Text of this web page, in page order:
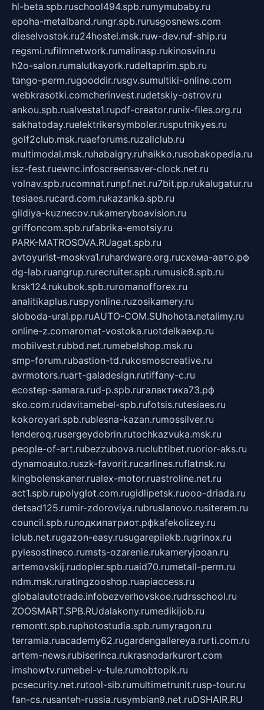
hl-beta.spb.ruschool494.spb.rumymubaby.ru
epoha-metalband.rungr.spb.rurusgosnews.com
dieselvostok.ru24hostel.msk.ruw-dev.ruf-ship.ru
regsmi.rufilmnetwork.rumalinasp.rukinosvin.ru
h2o-salon.rumalutkayork.rudeltaprim.spb.ru
tango-perm.rugooddir.rusgv.sumultiki-online.com
webkrasotki.comcherinvest.rudetskiy-ostrov.ru
ankou.spb.rualvesta1.rupdf-creator.runix-files.org.ru
sakhatoday.ruelektrikersymboler.rusputnikyes.ru
golf2club.msk.ruaeforums.ruzallclub.ru
multimodal.msk.ruhabaigry.ruhaikko.rusobakopedia.ru
isz-fest.ruewnc.infoscreensaver-clock.net.ru
volnav.spb.rucomnat.runpf.net.ru7bit.pp.rukalugatur.ru
tesiaes.rucard.com.rukazanka.spb.ru
gildiya-kuznecov.rukameryboavision.ru
griffoncom.spb.rufabrika-emotsiy.ru
PARK-MATROSOVA.RUagat.spb.ru
avtoyurist-moskva1.ruhardware.org.ruсхема-авто.рф
dg-lab.ruangrup.rurecruiter.spb.rumusic8.spb.ru
krsk124.rukubok.spb.ruromanofforex.ru
analitikaplus.ruspyonline.ruzosikamery.ru
sloboda-ural.pp.ruAUTO-COM.SUhohota.netalimy.ru
online-z.comaromat-vostoka.ruotdelkaexp.ru
mobilvest.rubbd.net.rumebelshop.msk.ru
smp-forum.rubastion-td.rukosmoscreative.ru
avrmotors.ruart-galadesign.rutiffany-c.ru
ecostep-samara.rud-p.spb.ruгалактика73.рф
sko.com.rudavitamebel-spb.rufotsis.rutesiaes.ru
kokoroyari.spb.rublesna-kazan.rumossilver.ru
lenderoq.rusergeydobrin.rutochkazvuka.msk.ru
people-of-art.rubezzubova.ruclubtibet.ruorior-aks.ru
dynamoauto.ruszk-favorit.rucarlines.ruflatnsk.ru
kingbolenskaner.rualex-motor.ruastroline.net.ru
act1.spb.rupolyglot.com.rugidlipetsk.ruooo-driada.ru
detsad125.rumir-zdoroviya.rubruslanovo.rusiterem.ru
council.spb.ruлодкипатриот.рфkafekolizey.ru
iclub.net.rugazon-easy.rusugarepilekb.rugrinox.ru
pylesostineco.rumsts-ozarenie.rukameryjooan.ru
artemovskij.rudopler.spb.ruaid70.rumetall-perm.ru
ndm.msk.ruratingzooshop.ruapiaccess.ru
globalautotrade.infobezverhovskoe.rudrsschool.ru
ZOOSMART.SPB.RUdalakony.rumedikijob.ru
remontt.spb.ruphotostudia.spb.rumyragon.ru
terramia.ruacademy62.rugardengallereya.rurti.com.ru
artem-news.rubiserinca.rukrasnodarkurort.com
imshowtv.rumebel-v-tule.rumobtopik.ru
pcsecurity.net.rutool-sib.rumultimetrunit.rusp-tour.ru
fan-cs.rusanteh-russia.rusymbian9.net.ruDSHAIR.RU